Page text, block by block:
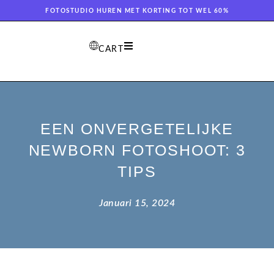
FOTOSTUDIO HUREN MET KORTING TOT WEL 60%
CART
EEN ONVERGETELIJKE
NEWBORN FOTOSHOOT: 3
TIPS
Januari 15, 2024